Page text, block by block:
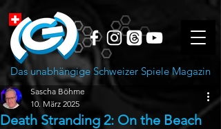
Das unabhängige Schweizer Spiele Magazin
Death Stranding 2: On the Beach
Sascha Böhme
10. März 2025